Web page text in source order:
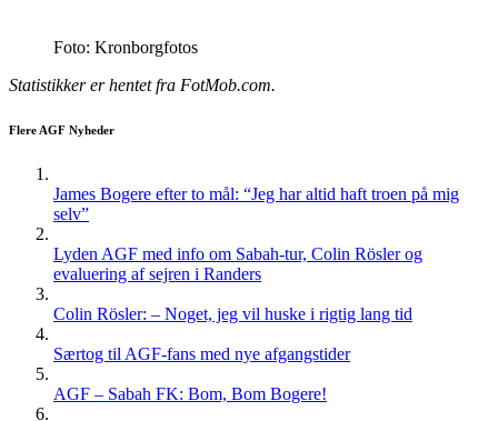
Foto: Kronborgfotos
Statistikker er hentet fra FotMob.com.
Flere AGF Nyheder
James Bogere efter to mål: “Jeg har altid haft troen på mig
selv”
Lyden AGF med info om Sabah-tur, Colin Rösler og
evaluering af sejren i Randers
Colin Rösler: – Noget, jeg vil huske i rigtig lang tid
Særtog til AGF-fans med nye afgangstider
AGF – Sabah FK: Bom, Bom Bogere!